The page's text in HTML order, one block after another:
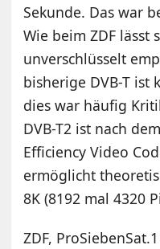
Sekunde. Das war
Wie beim ZDF lässt
unverschlüsselt
bisherige DVB-T ist
dies war häufig
DVB-T2 ist nach
Efficiency Video
ermöglicht
8K (8192 mal 4320
ZDF,